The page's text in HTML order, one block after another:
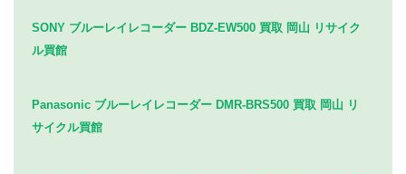
SONY ブルーレイレコーダー BDZ-EW500 買取 岡山 リサイク
ル買館
Panasonic ブルーレイレコーダー DMR-BRS500 買取 岡山 リ
サイクル買館